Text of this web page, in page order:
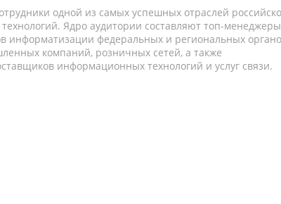
одной из самых успешных отраслей
Ядро аудитории составляют топ-
информатизации федеральных и региональных
компаний, розничных сетей, а также
информационных технологий и услуг связи.